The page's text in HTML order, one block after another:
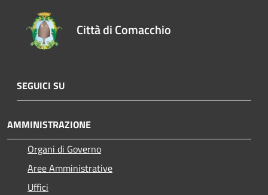
Città di Comacchio
SEGUICI SU
AMMINISTRAZIONE
Organi di Governo
Aree Amministrative
Uffici